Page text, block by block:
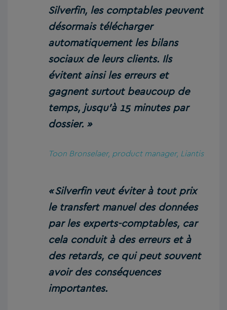
Silverfin, les comptables peuvent
désormais télécharger
automatiquement les bilans
sociaux de leurs clients. Ils
évitent ainsi les erreurs et
gagnent surtout beaucoup de
temps, jusqu’à 15 minutes par
dossier. »
Toon Bronselaer, product manager, Liantis
« Silverfin veut éviter à tout prix
le transfert manuel des données
par les experts-comptables, car
cela conduit à des erreurs et à
des retards, ce qui peut souvent
avoir des conséquences
importantes.